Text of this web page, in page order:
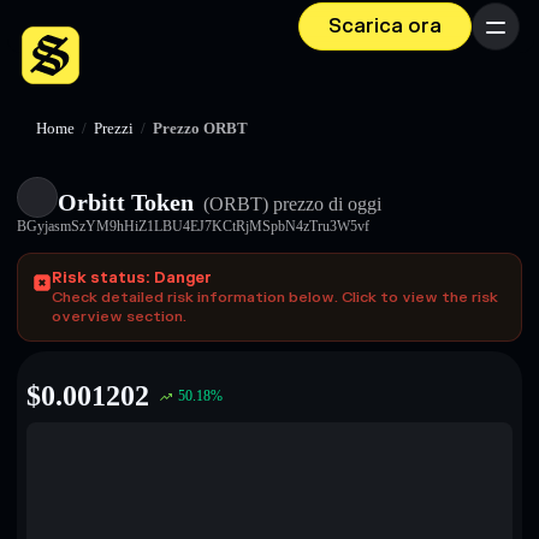
Scarica ora Menu
Home / Prezzi / Prezzo ORBT
Orbitt Token (ORBT) prezzo di oggi
BGyjasmSzYM9hHiZ1LBU4EJ7KCtRjMSpbN4zTru3W5vf
Risk status: Danger
Check detailed risk information below. Click to view the risk
overview section.
$0.001202 50.18%